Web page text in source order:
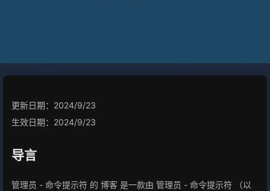
更新日期：2024/9/23
生效日期：2024/9/23
导言
管理员 - 命令提示符 的 博客 是一款由 管理员 - 命令提示符 （以